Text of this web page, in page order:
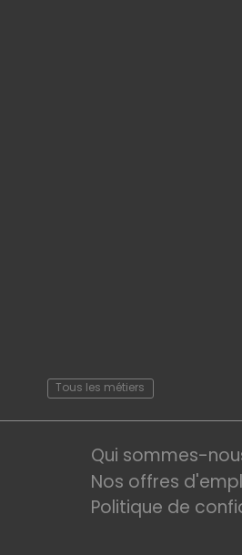
Tous les métiers
Qui sommes-
Nos offres
Politique de